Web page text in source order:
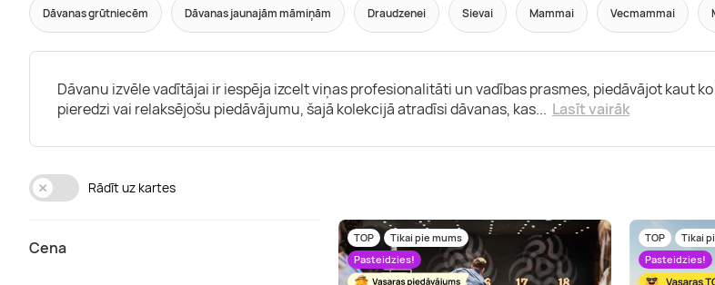
Dāvanas grūtniecēm Dāvanas jaunajām māmiņām Draudzenei Sievai Mammai Vecmammai
Dāvanu izvēle vadītājai ir iespēja izcelt viņas profesionalitāti un vadības prasmes, piedāvājot kaut
pieredzi vai relaksējošu piedāvājumu, šajā kolekcijā atradīsi dāvanas, kas... Lasīt vairāk
Rādīt uz kartes
Cena TOP
Tikai pie mums
Pasteidzies!
TOP
Tikai
Pasteidzies!